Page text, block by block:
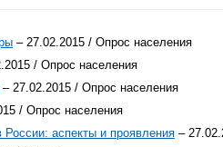
– 27.02.2015 / Опрос населения
/ Опрос населения
– 27.02.2015 / Опрос населения
/ Опрос населения
России: аспекты и проявления –